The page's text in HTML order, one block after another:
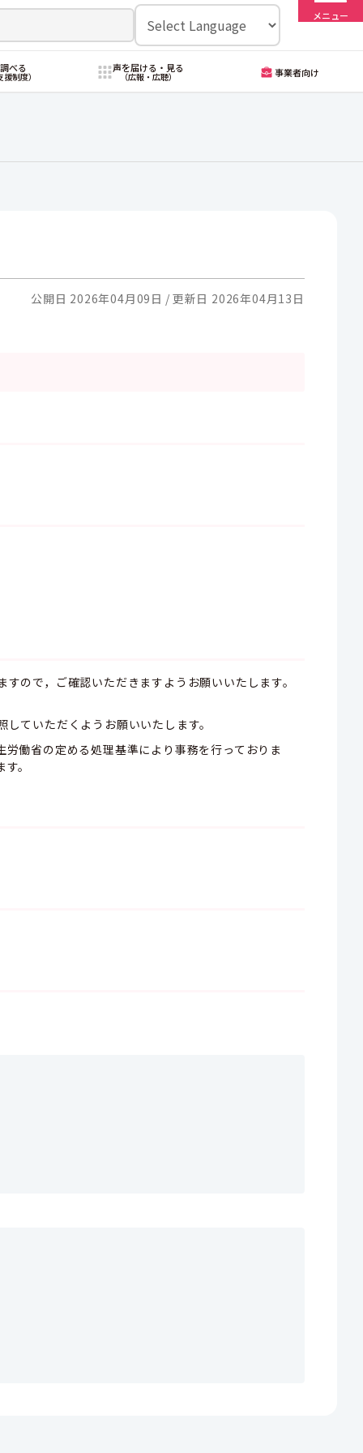
メニュー
べる
援制度）
声を届ける・見る
（広報・広聴） 事業者向け
公開日 2026年04月09日 更新日 2026年04月13日
ので，ご確認いただきますようお願いいたします。
ていただくようお願いいたします。
働省の定める処理基準により事務を行っておりま
。